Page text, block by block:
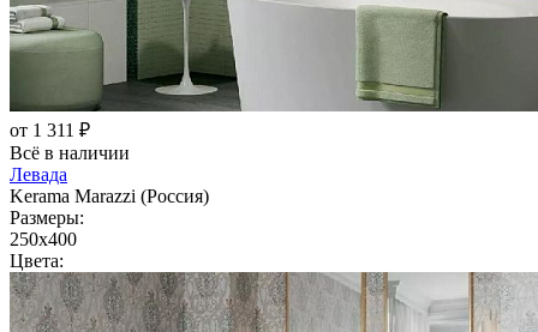
от 1 311 ₽
Всё в наличии
Левада
Kerama Marazzi (Россия)
Размеры:
250x400
Цвета: